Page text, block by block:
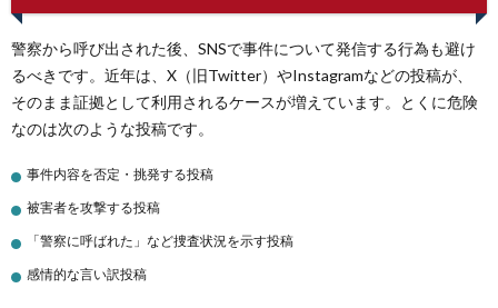
警察から呼び出された後、SNSで事件について発信する行為も避け
るべきです。近年は、X（旧Twitter）やInstagramなどの投稿が、
そのまま証拠として利用されるケースが増えています。とくに危険
なのは次のような投稿です。
事件内容を否定・挑発する投稿
被害者を攻撃する投稿
「警察に呼ばれた」など捜査状況を示す投稿
感情的な言い訳投稿